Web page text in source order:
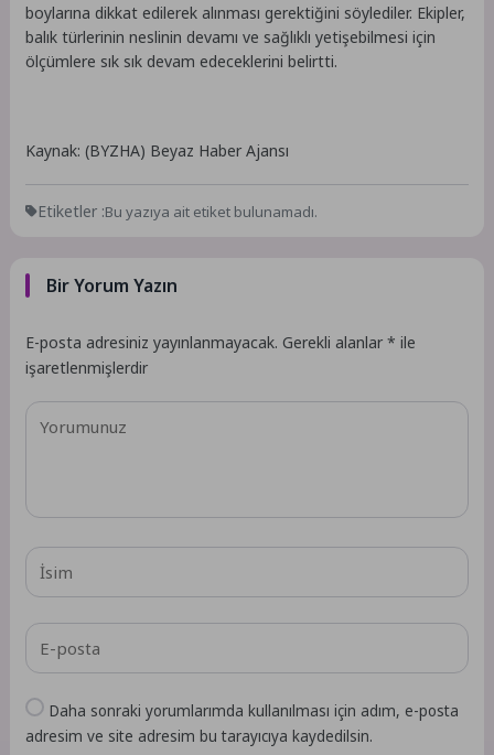
boylarına dikkat edilerek alınması gerektiğini söylediler. Ekipler,
balık türlerinin neslinin devamı ve sağlıklı yetişebilmesi için
ölçümlere sık sık devam edeceklerini belirtti.
Kaynak: (BYZHA) Beyaz Haber Ajansı
Etiketler :Bu yazıya ait etiket bulunamadı.
Bir Yorum Yazın
E-posta adresiniz yayınlanmayacak. Gerekli alanlar* ile
işaretlenmişlerdir
Daha sonraki yorumlarımda kullanılması için adım, e-posta
adresim ve site adresim bu tarayıcıya kaydedilsin.